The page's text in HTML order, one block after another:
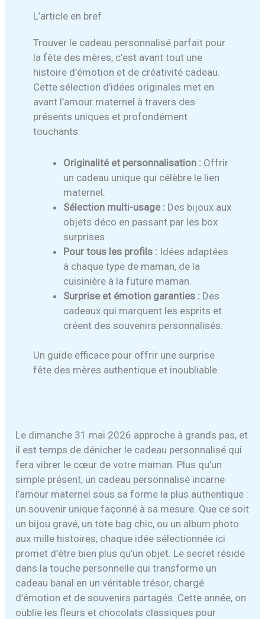
L’article en bref
Trouver le cadeau personnalisé parfait pour
la fête des mères, c’est avant tout une
histoire d’émotion et de créativité cadeau.
Cette sélection d’idées originales met en
avant l’amour maternel à travers des
présents uniques et profondément
touchants.
Originalité et personnalisation : Offrir
un cadeau unique qui célèbre le lien
maternel.
Sélection multi-usage : Des bijoux aux
objets déco en passant par les box
surprises.
Pour tous les profils : Idées adaptées
à chaque type de maman, de la
cuisinière à la future maman.
Surprise et émotion garanties : Des
cadeaux qui marquent les esprits et
créent des souvenirs personnalisés.
Un guide efficace pour offrir une surprise
fête des mères authentique et inoubliable.
Le dimanche 31 mai 2026 approche à grands pas, et
il est temps de dénicher le cadeau personnalisé qui
fera vibrer le cœur de votre maman. Plus qu’un
simple présent, un cadeau personnalisé incarne
l’amour maternel sous sa forme la plus authentique :
un souvenir unique façonné à sa mesure. Que ce soit
un bijou gravé, un tote bag chic, ou un album photo
aux mille histoires, chaque idée sélectionnée ici
promet d’être bien plus qu’un objet. Le secret réside
dans la touche personnelle qui transforme un
cadeau banal en un véritable trésor, chargé
d’émotion et de souvenirs partagés. Cette année, on
oublie les fleurs et chocolats classiques pour